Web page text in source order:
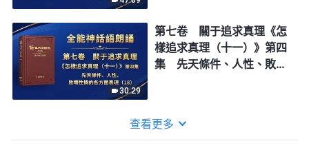
30:29
第七卷 關于追求真理《怎
樣追求真理（十一）》第四
集 先天條件、人性、敗壞
查看更多